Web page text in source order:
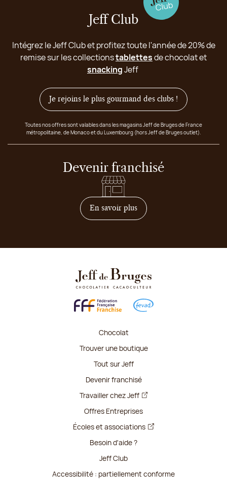
Jeff Club
Intégrez le Jeff Club et profitez toute l'année de 20% de
remise sur les collectionstablettesde chocolat et
snackingJeff
Je rejoins le plus gourmand des clubs !
Toutes nos offres sont valables dans les magasins Jeff de Bruges de France
métropolitaine, de Monaco et du Luxembourg (hors Jeff de Bruges outlet).
Devenir franchisé
En savoir plussur comment devenir
Chocolat
Trouver une boutique
Tout sur Jeff
Devenir franchisé
Travailler chez Jeff
Offres Entreprises
Écoles et associations
Besoin d'aide ?
Jeff Club
Accessibilité : partiellement conforme